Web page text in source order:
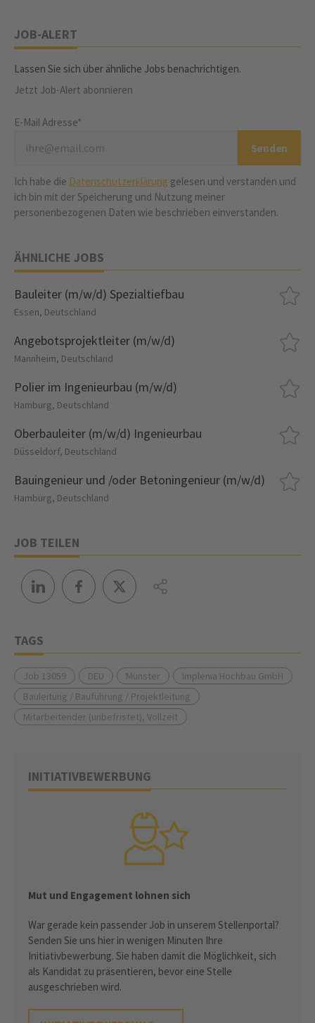
JOB-ALERT
Lassen Sie sich über ähnliche Jobs benachrichtigen.
Jetzt Job-Alert abonnieren
E-Mail Adresse*
Ich habe die Datenschutzerklärung gelesen und verstanden und
ich bin mit der Speicherung und Nutzung meiner
personenbezogenen Daten wie beschrieben einverstanden.
ÄHNLICHE JOBS
Bauleiter (m/w/d) Spezialtiefbau
Essen, Deutschland
Angebotsprojektleiter (m/w/d)
Mannheim, Deutschland
Polier im Ingenieurbau (m/w/d)
Hamburg, Deutschland
Oberbauleiter (m/w/d) Ingenieurbau
Düsseldorf, Deutschland
Bauingenieur und /oder Betoningenieur (m/w/d)
Hamburg, Deutschland
JOB TEILEN
TAGS
Job 13059 DEU Münster
Implenia Hochbau GmbH
Bauleitung / Bauführung / Projektleitung
Mitarbeitender (unbefristet), Vollzeit
INITIATIVBEWERBUNG
Mut und Engagement lohnen sich
War gerade kein passender Job in unserem Stellenportal?
Senden Sie uns hier in wenigen Minuten Ihre
Initiativbewerbung. Sie haben damit die Möglichkeit, sich
als Kandidat zu präsentieren, bevor eine Stelle
ausgeschrieben wird.